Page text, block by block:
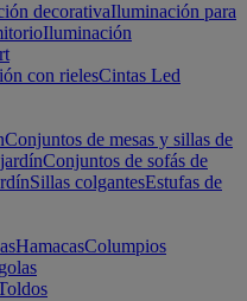
decorativaIluminación para
Iluminación
con rielesCintas Led
Conjuntos de mesas y sillas de
Conjuntos de sofás de
Sillas colgantesEstufas de
HamacasColumpios